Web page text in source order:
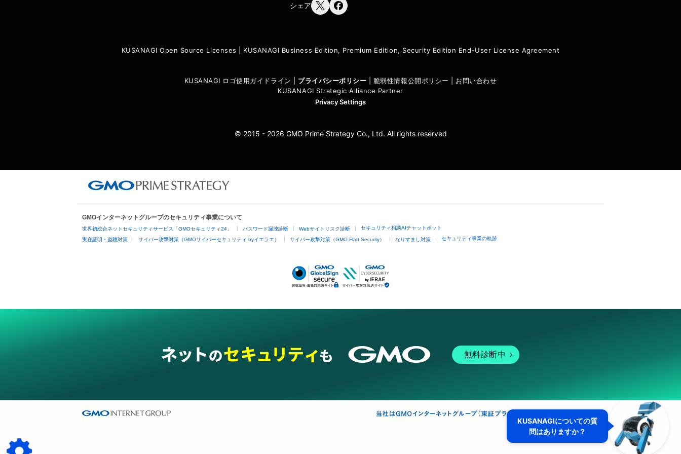
シェア
KUSANAGI Open Source Licenses KUSANAGI Business Edition, Premium Edition, Security Edition End-User License Agreement
KUSANAGI ロゴ使用ガイドライン プライバシーポリシー 脆弱性情報公開ポリシー
お問い合わせ
KUSANAGI Strategic Alliance Partner
Privacy Settings
© 2015 - 2026 GMO Prime Strategy Co., Ltd. All rights reserved
GMOインターネットグループのセキュリティ事業について
世界初総合ネットセキュリティサービス「GMOセキュリティ24」 パスワード漏洩診断 Webサイトリスク診断 セキュリティ相談AIチャットボット
実在証明・盗聴対策 サイバー攻撃対策（GMOサイバーセキュリティ byイエラエ） サイバー攻撃対策（GMO Flatt Security） なりすまし対策 セキュリティ事業の軌跡
無料診断中
KUSANAGIについての質
問はありますか？